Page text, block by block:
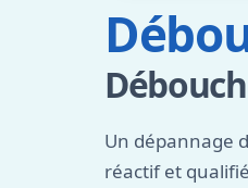
Un dépannage
réactif et